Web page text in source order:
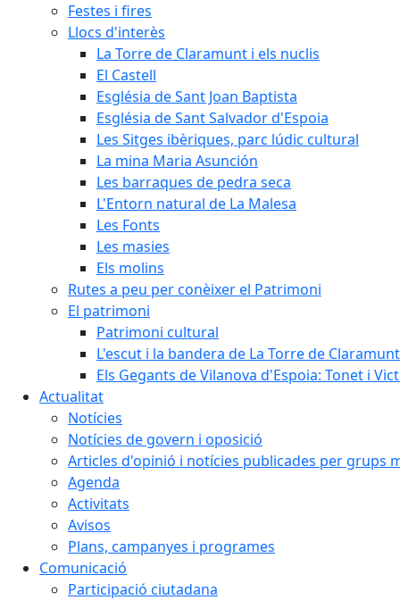
Festes i fires
Llocs d'interès
La Torre de Claramunt i els nuclis
El Castell
Església de Sant Joan Baptista
Església de Sant Salvador d'Espoia
Les Sitges ibèriques, parc lúdic cultural
La mina Maria Asunción
Les barraques de pedra seca
L'Entorn natural de La Malesa
Les Fonts
Les masies
Els molins
Rutes a peu per conèixer el Patrimoni
El patrimoni
Patrimoni cultural
L'escut i la bandera de La Torre de Claramunt
Els Gegants de Vilanova d'Espoia: Tonet i
Actualitat
Notícies
Notícies de govern i oposició
Articles d'opinió i notícies publicades per grups
Agenda
Activitats
Avisos
Plans, campanyes i programes
Comunicació
Participació ciutadana